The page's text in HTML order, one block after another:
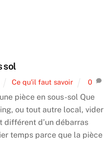
sol
Ce qu'il faut savoir 0
pièce en sous-sol Que
ou tout autre local, vider
différent d’un débarras
temps parce que la pièce